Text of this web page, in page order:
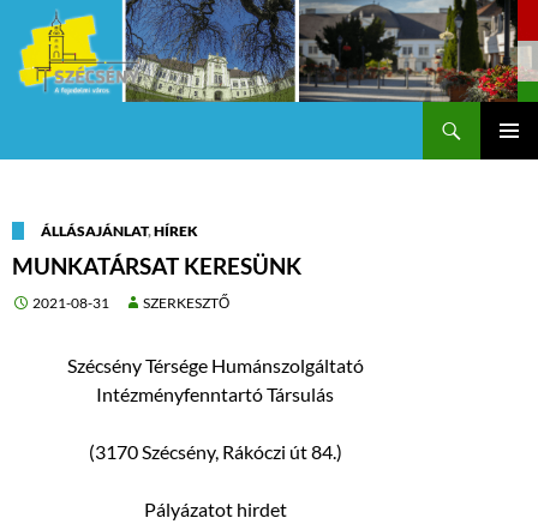
ÁLLÁSAJÁNLAT,HÍREK
MUNKATÁRSAT KERESÜNK
2021-08-31 SZERKESZTŐ
Szécsény Térsége Humánszolgáltató
Intézményfenntartó Társulás
(3170 Szécsény, Rákóczi út 84.)
Pályázatot hirdet